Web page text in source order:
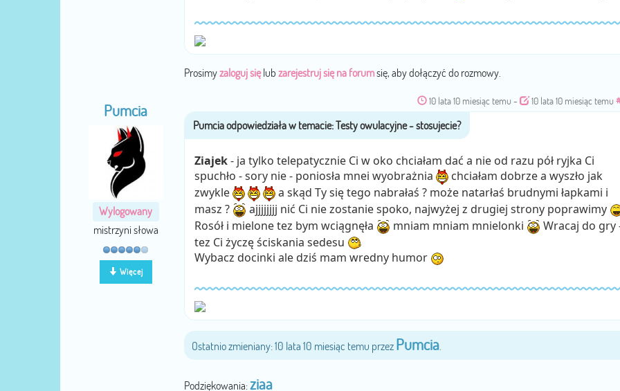
Prosimyzaloguj sięlub zarejestruj się na forumsię, aby dołączyć do rozmowy.
Pumcia
Wylogowany
mistrzyni słowa
Więcej
10 lata 10 miesiąc temu - 10 lata 10 miesiąc temu
Ziajek- ja tylko telepatycznie Ci w oko chciałam dać a nie od razu pół ryjka Ci
spuchło - sory nie - poniosła mnei wyobrażnia
chciałam dobrze a wyszło jak
zwykle
a skąd Ty się tego nabrałaś ? może natarłaś brudnymi łapkami i
masz ?
ajjjjjjjj nić Ci nie zostanie spoko, najwyżej z drugiej strony poprawimy
Rosół i mielone tez bym wciągnęła
mniam mniam mnielonki
Wracaj do gry
tez Ci życzę ściskania sedesu
Wybacz docinki ale dziś mam wredny humor
Ostatnio zmieniany: 10 lata 10 miesiąc temu przez Pumcia.
Podziękowania:ziaa